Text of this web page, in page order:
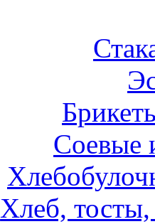
Соевые
Хлеб,